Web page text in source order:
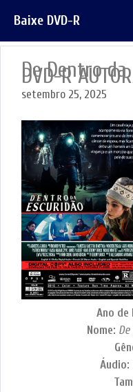
para
o
conteúdo
Baixe DVD-R
De Dentro
DVD-R
setembro 25, 2025
Ano de
Nome:
Áudio: